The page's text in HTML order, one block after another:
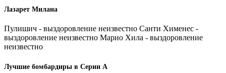
Лазарет Милана
Пулишич - выздоровление неизвестно Санти Хименес -
выздоровление неизвестно Марио Хила - выздоровление
неизвестно
Лучшие бомбардиры в Серии А